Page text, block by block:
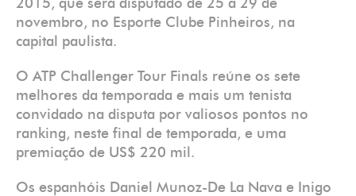
2015, que será disputado de 25 a 29 de
novembro, no Esporte Clube Pinheiros, na
capital paulista.
O ATP Challenger Tour Finals reúne os sete
melhores da temporada e mais um tenista
convidado na disputa por valiosos pontos no
ranking, neste final de temporada, e uma
premiação de US$ 220 mil.
Os espanhóis Daniel Munoz-De La Nava e Inigo